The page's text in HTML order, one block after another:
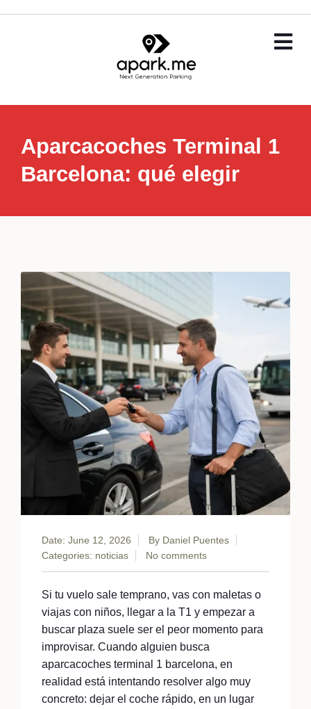
Aparcacoches Terminal 1
Barcelona: qué elegir
Date: June 12, 2026 By Daniel Puentes
Categories: noticias No comments
Si tu vuelo sale temprano, vas con maletas o
viajas con niños, llegar a la T1 y empezar a
buscar plaza suele ser el peor momento para
improvisar. Cuando alguien busca
aparcacoches terminal 1 barcelona, en
realidad está intentando resolver algo muy
concreto: dejar el coche rápido, en un lugar